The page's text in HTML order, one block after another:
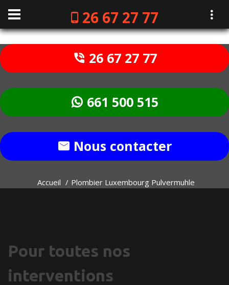
26 67 27 77
26 67 27 77
661 500 515
Nous contacter
Accueil Plombier Luxembourg Pulvermuhle
Pour toutes nos
interventions